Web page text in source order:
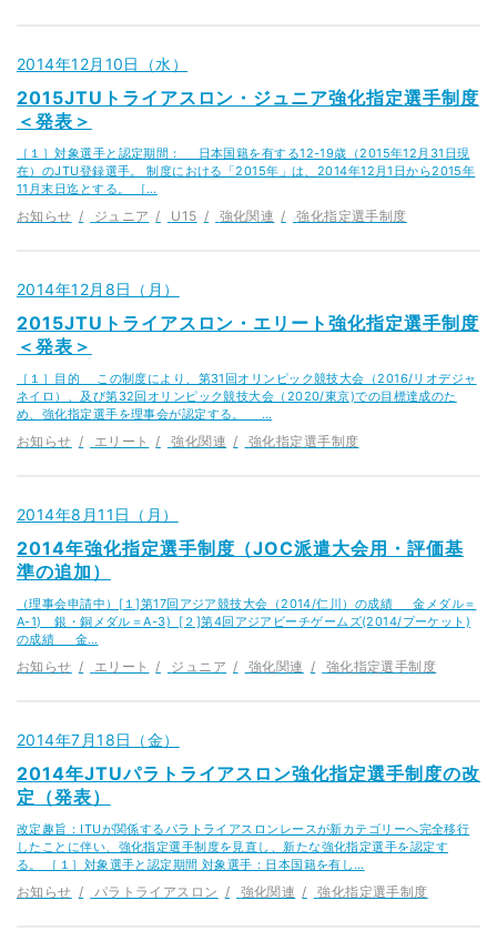
2014年12月10日（水）
2015JTUトライアスロン・ジュニア強化指定選手制度
＜発表＞
［１］対象選手と認定期間： 日本国籍を有する12-19歳（2015年12月31日現
在）のJTU登録選手。 制度における「2015年」は、2014年12月1日から2015年
11月末日迄とする。 ［…
お知らせ ジュニア U15 強化関連 強化指定選手制度
2014年12月8日（月）
2015JTUトライアスロン・エリート強化指定選手制度
＜発表＞
［１］目的 この制度により、第31回オリンピック競技大会（2016/リオデジャ
ネイロ）、及び第32回オリンピック競技大会（2020/東京)での目標達成のた
め、強化指定選手を理事会が認定する。 …
お知らせ エリート 強化関連 強化指定選手制度
2014年8月11日（月）
2014年強化指定選手制度（JOC派遣大会用・評価基
準の追加）
（理事会申請中）[１]第17回アジア競技大会（2014/仁川）の成績 金メダル＝
A-1) 銀・銅メダル＝A-3) [２]第4回アジアビーチゲームズ(2014/プーケット)
の成績 金…
お知らせ エリート ジュニア 強化関連 強化指定選手制度
2014年7月18日（金）
2014年JTUパラトライアスロン強化指定選手制度の改
定（発表）
改定趣旨：ITUが関係するパラトライアスロンレースが新カテゴリーへ完全移行
したことに伴い、強化指定選手制度を見直し、新たな強化指定選手を認定す
る。 ［１］対象選手と認定期間 対象選手：日本国籍を有し…
お知らせ パラトライアスロン 強化関連 強化指定選手制度